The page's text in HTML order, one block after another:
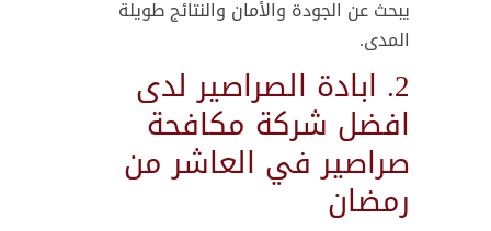
يبحث عن الجودة والأمان والنتائج طويلة
المدى.
2. ابادة الصراصير لدى
افضل شركة مكافحة
صراصير في العاشر من
رمضان